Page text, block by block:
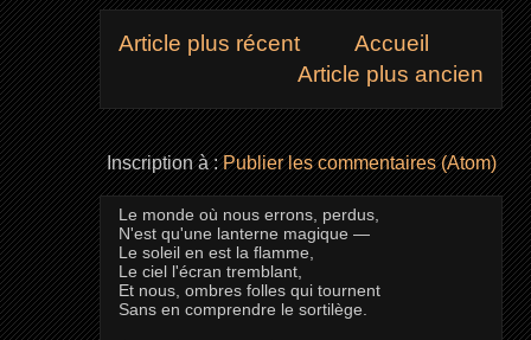
Article plus récent
Article plus ancien
Accueil
Inscription à :Publier les commentaires (Atom)
Le monde où nous errons, perdus,
N'est qu'une lanterne magique —
Le soleil en est la flamme,
Le ciel l'écran tremblant,
Et nous, ombres folles qui tournent
Sans en comprendre le sortilège.